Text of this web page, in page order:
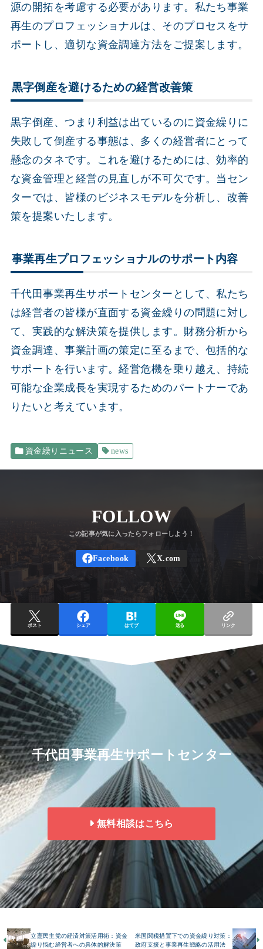
源の開拓を考慮する必要があります。私たち事業
再生のプロフェッショナルは、そのプロセスをサ
ポートし、適切な資金調達方法をご提案します。
黒字倒産を避けるための経営改善策
黒字倒産、つまり利益は出ているのに資金繰りに
失敗して倒産する事態は、多くの経営者にとって
懸念のタネです。これを避けるためには、効率的
な資金管理と経営の見直しが不可欠です。当セン
ターでは、皆様のビジネスモデルを分析し、改善
策を提案いたします。
事業再生プロフェッショナルのサポート内容
千代田事業再生サポートセンターとして、私たち
は経営者の皆様が直面する資金繰りの問題に対し
て、実践的な解決策を提供します。財務分析から
資金調達、事業計画の策定に至るまで、包括的な
サポートを行います。経営危機を乗り越え、持続
可能な企業成長を実現するためのパートナーであ
りたいと考えています。
資金繰りニュース news
FOLLOW
ポスト シェア はてブ 送る リンク
千代田事業再生サポートセンター
無料相談はこちら
立憲民主党の経済対策活用術：資金
繰り悩む経営者への具体的解決策
米国関税措置下での資金繰り対策：
政府支援と事業再生戦略の活用法